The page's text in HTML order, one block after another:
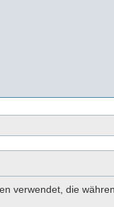
verwendet, die